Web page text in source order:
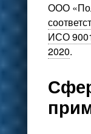
ООО
ИСО
2020.